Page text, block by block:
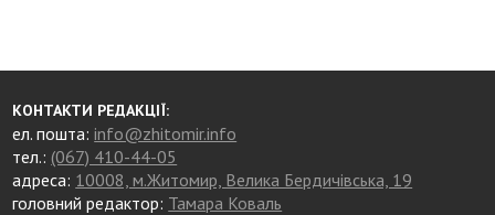
КОНТАКТИ РЕДАКЦІЇ:
ел. пошта:info@zhitomir.info
тел.: (067) 410-44-05
адреса: 10008, м.Житомир, Велика Бердичівська, 19
головний редактор: Тамара Коваль